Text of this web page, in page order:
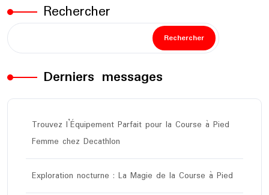
Rechercher
Rechercher
Derniers messages
Trouvez l’Équipement Parfait pour la Course à Pied
Femme chez Decathlon
Exploration nocturne : La Magie de la Course à Pied